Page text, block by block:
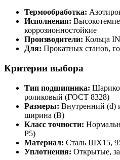
Термообработка:
Исполнения:
коррозионностойкие
Производители: Кольца
Для: Прокатных станов,
Критерии выбора
Тип подшипника:
роликовый (ГОСТ 8328)
Размеры: Внутренний (d)
ширина (B)
Класс точности:
P5)
Материал: Сталь ШХ15,
Уплотнения: Открытые,